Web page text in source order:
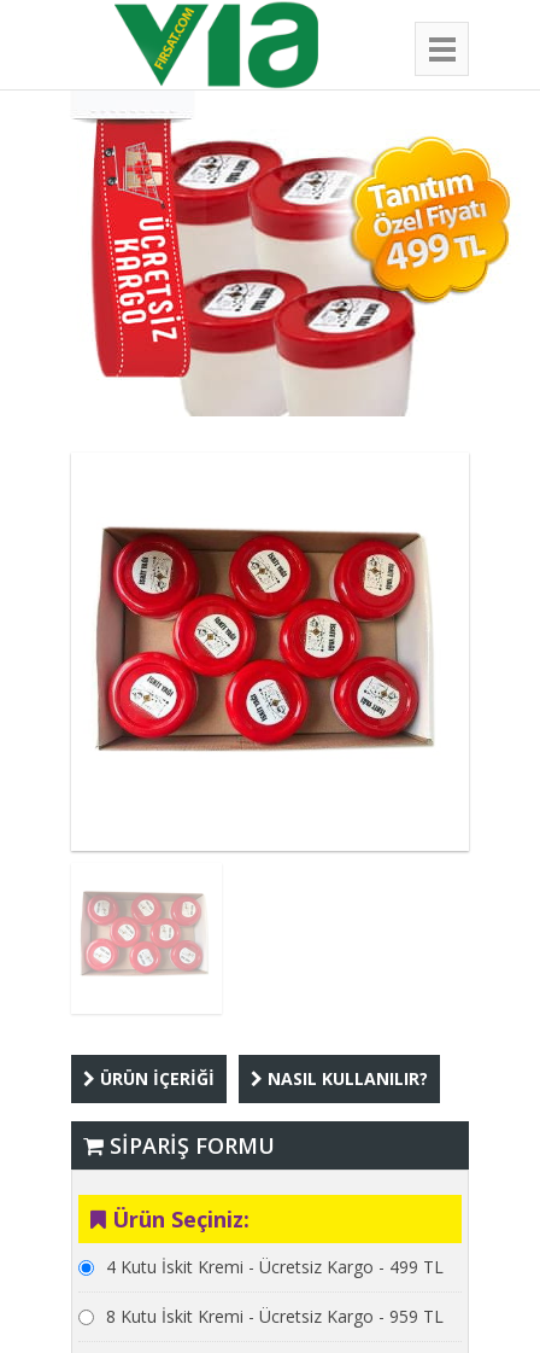
ÜRÜN İÇERİĞİ NASIL KULLANILIR?
SİPARİŞ FORMU
Ürün Seçiniz:
4 Kutu İskit Kremi - Ücretsiz Kargo - 499 TL
8 Kutu İskit Kremi - Ücretsiz Kargo - 959 TL